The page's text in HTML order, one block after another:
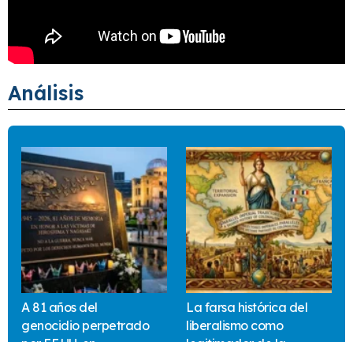
Análisis
A 81 años del
genocidio perpetrado
La farsa histórica del
liberalismo como